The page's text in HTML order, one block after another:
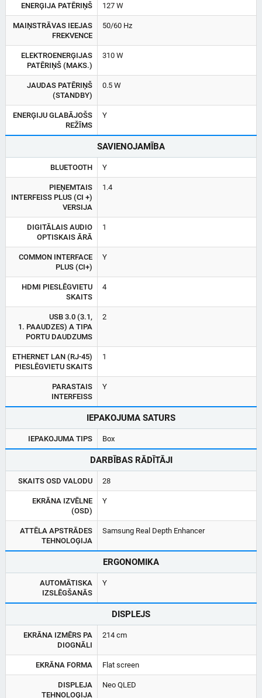
ENERĢIJA PATĒRIŅŠ 127 W
MAIŅSTRĀVAS IEEJAS
FREKVENCE
50/60 Hz
ELEKTROENERĢIJAS
PATĒRIŅŠ (MAKS.)
310 W
JAUDAS PATĒRIŅŠ
(STANDBY)
0.5 W
ENERĢIJU GLABĀJOŠS
REŽĪMS
Y
SAVIENOJAMĪBA
BLUETOOTH Y
PIEŅEMTAIS
INTERFEISS PLUS (CI +)
VERSIJA
1.4
DIGITĀLAIS AUDIO
OPTISKAIS ĀRĀ
1
COMMON INTERFACE
PLUS (CI+)
Y
HDMI PIESLĒGVIETU
SKAITS
4
USB 3.0 (3.1,
1. PAAUDZES) A TIPA
PORTU DAUDZUMS
2
ETHERNET LAN (RJ-45)
PIESLĒGVIETU SKAITS
1
PARASTAIS
INTERFEISS
Y
IEPAKOJUMA SATURS
IEPAKOJUMA TIPS Box
DARBĪBAS RĀDĪTĀJI
SKAITS OSD VALODU 28
EKRĀNA IZVĒLNE
(OSD)
Y
ATTĒLA APSTRĀDES
TEHNOLOĢIJA
Samsung Real Depth Enhancer
ERGONOMIKA
AUTOMĀTISKA
IZSLĒGŠANĀS
Y
DISPLEJS
EKRĀNA IZMĒRS PA
DIOGNĀLI
214 cm
EKRĀNA FORMA Flat screen
DISPLEJA
TEHNOLOĢIJA
Neo QLED